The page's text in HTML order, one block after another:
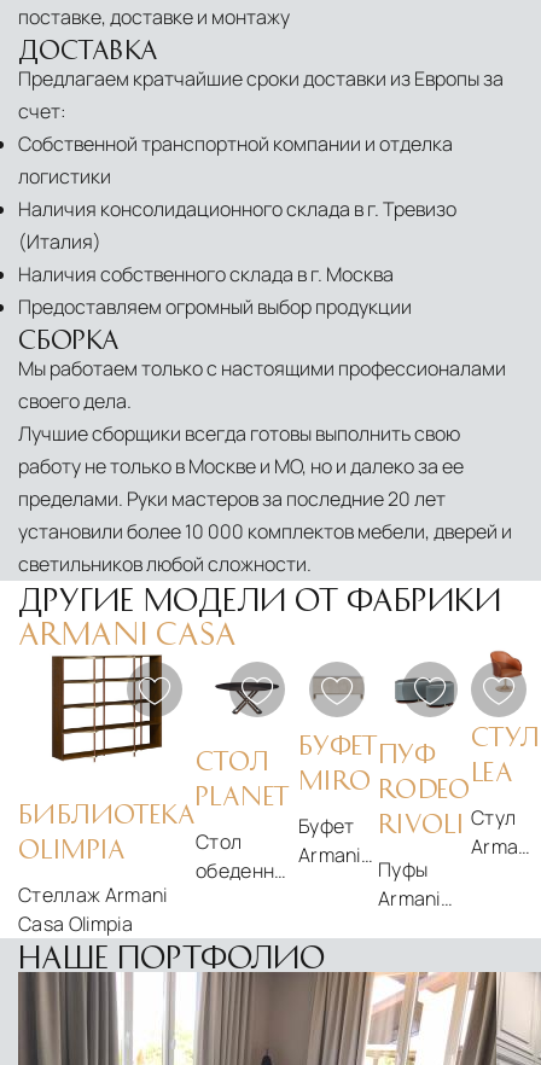
поставке, доставке и монтажу
ДОСТАВКА
Предлагаем кратчайшие сроки доставки из Европы за
счет:
Собственной транспортной компании и отделка
логистики
Наличия консолидационного склада в г. Тревизо
(Италия)
Наличия собственного склада в г. Москва
Предоставляем огромный выбор продукции
СБОРКА
Мы работаем только с настоящими профессионалами
своего дела.
Лучшие сборщики всегда готовы выполнить свою
работу не только в Москве и МО, но и далеко за ее
пределами. Руки мастеров за последние 20 лет
установили более 10 000 комплектов мебели, дверей и
светильников любой сложности.
ДРУГИЕ МОДЕЛИ ОТ ФАБРИКИ
ARMANI CASA
БИБЛИОТЕКА
OLIMPIA
Стеллаж Armani
Casa Olimpia
СТОЛ
PLANET
Стол
обеденный
фабрики
Armani
Casa
БУФЕТ
MIRO
Буфет
Armani
ПУФ
RODEO
RIVOLI
Пуфы
Armani
Rivoli
СТУЛ
LEA
Стул
Armani
НАШЕ ПОРТФОЛИО